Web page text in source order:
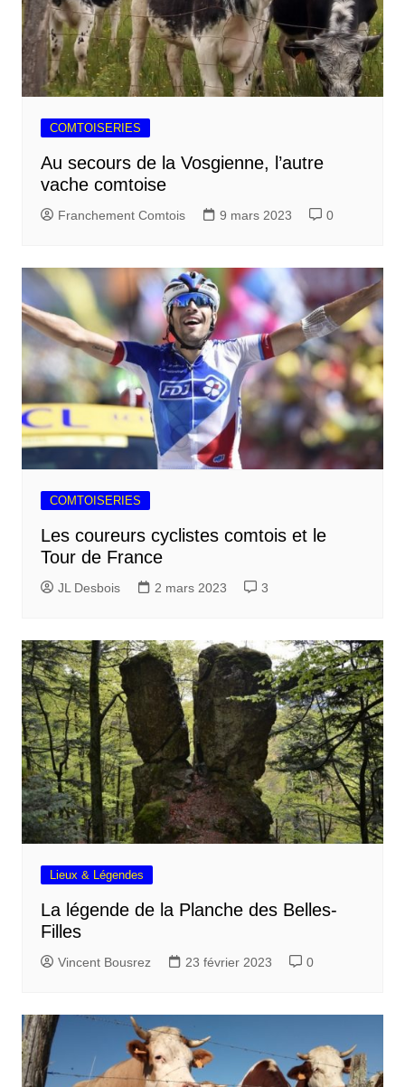
COMTOISERIES
Au secours de la Vosgienne, l’autre
vache comtoise
Franchement Comtois 9 mars 2023 0
COMTOISERIES
Les coureurs cyclistes comtois et le
Tour de France
JL Desbois 2 mars 2023 3
Lieux & Légendes
La légende de la Planche des Belles-
Filles
Vincent Bousrez 23 février 2023 0